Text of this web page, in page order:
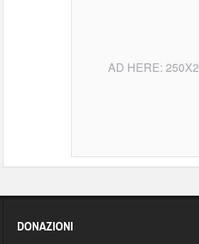
AD HERE:
DONAZIONI